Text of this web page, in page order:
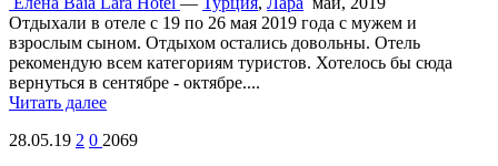
Отдыхали в отеле с 19 по 26 мая 2019 года с мужем и
взрослым сыном. Отдыхом остались довольны. Отель
рекомендую всем категориям туристов. Хотелось бы сюда
вернуться в сентябре - октябре....
Читать далее
28.05.19 2 0 2069